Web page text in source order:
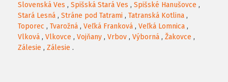
Slovenská Ves , Spišská Stará Ves , Spišské Hanušovce ,
Stará Lesná , Stráne pod Tatrami , Tatranská Kotlina ,
Toporec , Tvarožná , Veľká Franková , Veľká Lomnica ,
Vlková , Vlkovce , Vojňany , Vrbov , Výborná , Žakovce ,
Zálesie , Zálesie .